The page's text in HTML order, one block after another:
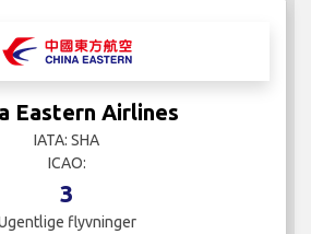
Eastern Airlines
IATA: SHA
ICAO:
3
flyvninger